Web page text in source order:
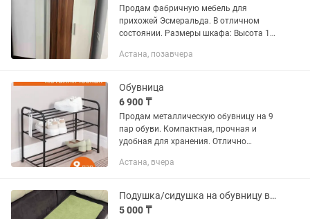
Продам фабричную мебель для
прихожей Эсмеральда. В отличном
состоянии. Размеры шкафа: Высота 1м
Размеры вешалки: Высота 1м 98 см.
Астана, позавчера
Обувница
6 900 ₸
Продам металлическую обувницу на 9
пар обуви. Компактная, прочная и
удобная для хранения. Отлично
новое.
Астана, вчера
Подушка/сидушка на обувницу в прихожую, новая
5 000 ₸